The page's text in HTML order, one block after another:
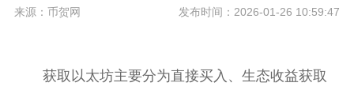
来源：币贺网 发布时间：2026-01-26 10:59:47
获取以太坊主要分为直接买入、生态收益获取